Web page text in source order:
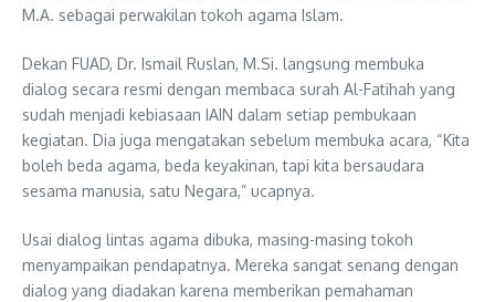
M.A. sebagai perwakilan tokoh agama Islam.
Dekan FUAD, Dr. Ismail Ruslan, M.Si. langsung membuka
dialog secara resmi dengan membaca surah Al-Fatihah yang
sudah menjadi kebiasaan IAIN dalam setiap pembukaan
kegiatan. Dia juga mengatakan sebelum membuka acara, “Kita
boleh beda agama, beda keyakinan, tapi kita bersaudara
sesama manusia, satu Negara,” ucapnya.
Usai dialog lintas agama dibuka, masing-masing tokoh
menyampaikan pendapatnya. Mereka sangat senang dengan
dialog yang diadakan karena memberikan pemahaman